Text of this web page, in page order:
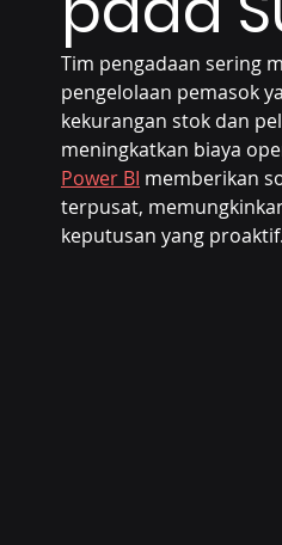
Tim pengadaan sering
pengelolaan pemasok
kekurangan stok dan
meningkatkan biaya
Power BI memberikan
terpusat,
keputusan yang proaktif.